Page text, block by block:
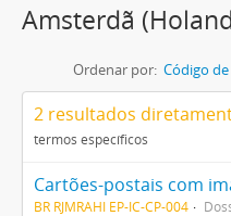
Amsterdã
Ordenar por: Código
2 resultados
termos específicos
Cartões-postais com
BR RJMRAHI EP-IC-CP-004